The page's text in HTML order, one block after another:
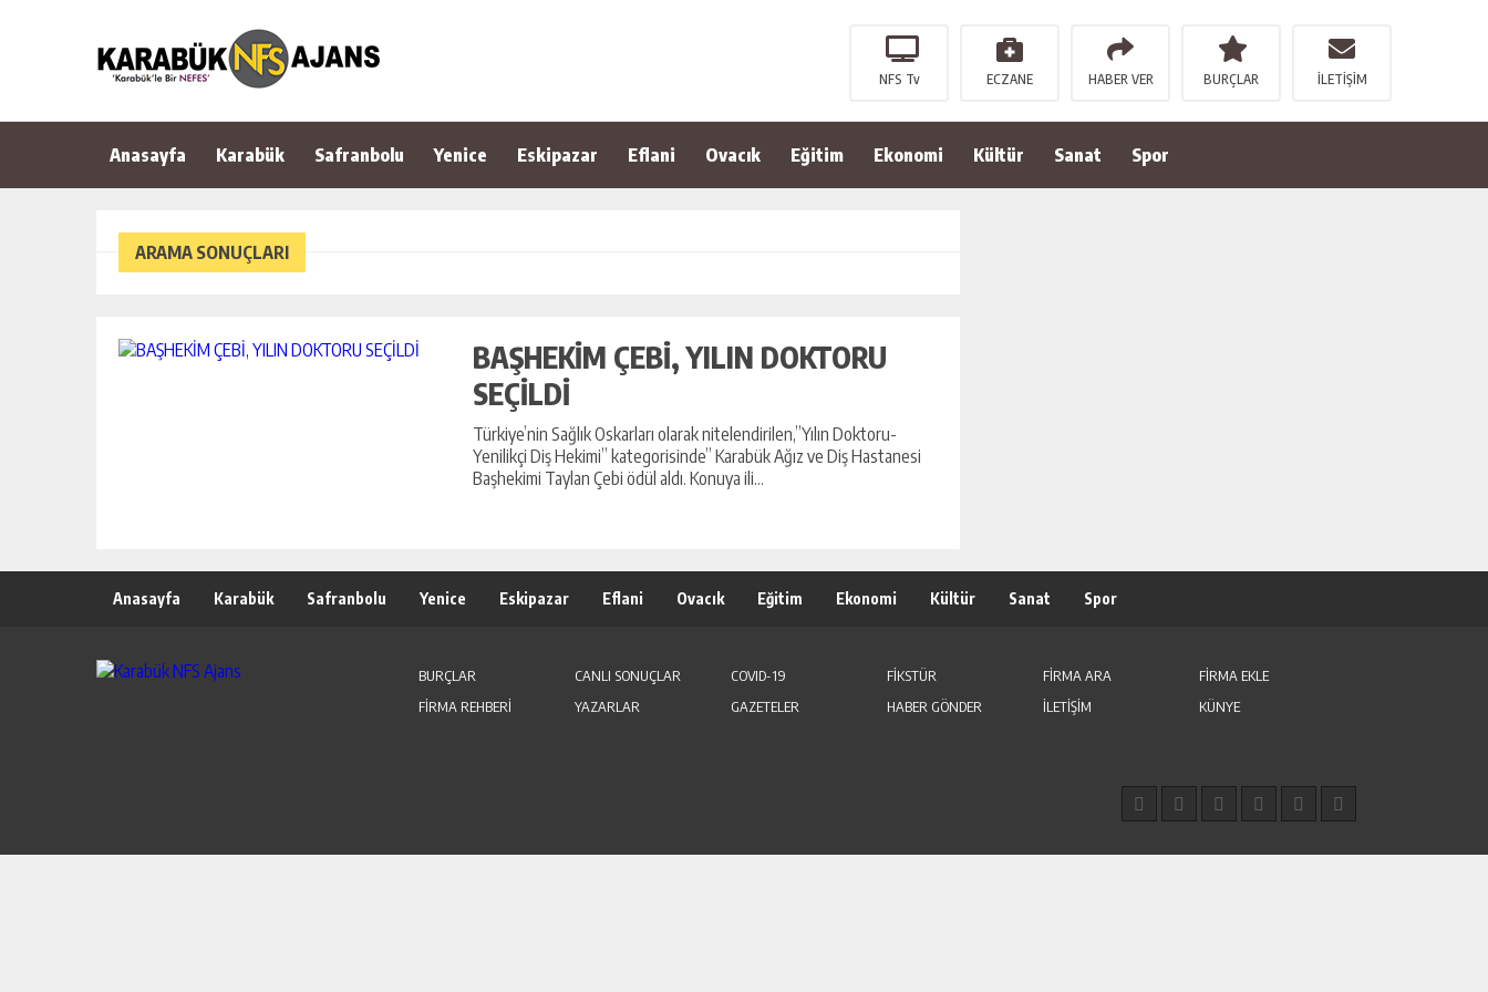
NFS Tv ECZANE HABER VER BURÇLAR İLETİŞİM
Anasayfa Karabük Safranbolu Yenice Eskipazar Eflani Ovacık Eğitim Ekonomi Kültür Sanat Spor
ARAMA SONUÇLARI
BAŞHEKİM ÇEBİ, YILIN DOKTORU
SEÇİLDİ
Türkiye’nin Sağlık Oskarları olarak nitelendirilen,”Yılın Doktoru-
Yenilikçi Diş Hekimi” kategorisinde” Karabük Ağız ve Diş Hastanesi
Başhekimi Taylan Çebi ödül aldı. Konuya ili...
Anasayfa Karabük Safranbolu Yenice Eskipazar Eflani Ovacık Eğitim Ekonomi Kültür Sanat Spor
BURÇLAR CANLI SONUÇLAR COVID-19 FİKSTÜR FİRMA ARA
FİRMA EKLE
FİRMA REHBERİ
YAZARLAR GAZETELER HABER GÖNDER İLETİŞİM KÜNYE